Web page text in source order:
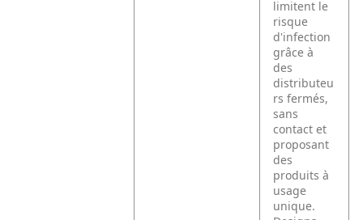
limitent le
risque
d'infection
grâce à
des
distributeu
rs fermés,
sans
contact et
proposant
des
produits à
usage
unique.